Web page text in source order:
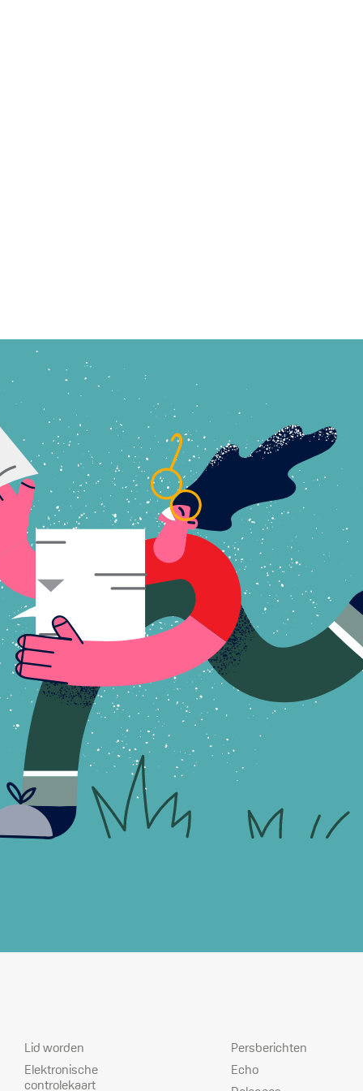
Dienstverlening
Lid worden
Elektronische
controlekaart
Prioriteiten
Persberichten
Echo